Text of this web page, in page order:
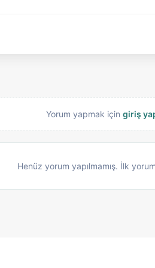
Yorum yapmak için giriş
Henüz yorum yapılmamış. İlk